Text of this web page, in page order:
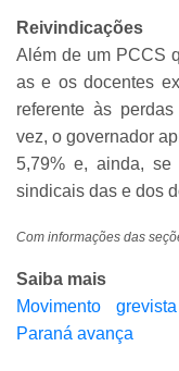
Reivindicações
Além de um PCCS
as e os docentes
referente às
vez, o governador
5,79% e, ainda, se
sindicais das e dos
Com informações das
Saiba mais
Movimento
Paraná avança